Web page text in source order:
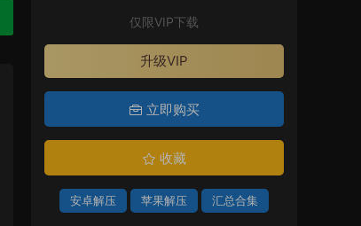
仅限VIP下载
升级VIP
立即购买
收藏
安卓解压 苹果解压 汇总合集